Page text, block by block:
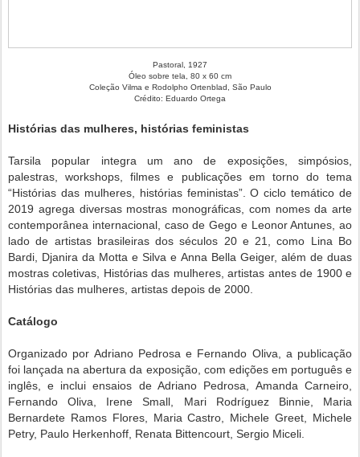
Pastoral, 1927
Óleo sobre tela, 80 x 60 cm
Coleção Vilma e Rodolpho Ortenblad, São Paulo
Crédito: Eduardo Ortega
Histórias das mulheres, histórias feministas
Tarsila popular integra um ano de exposições, simpósios,
palestras, workshops, filmes e publicações em torno do tema
“Histórias das mulheres, histórias feministas”. O ciclo temático de
2019 agrega diversas mostras monográficas, com nomes da arte
contemporânea internacional, caso de Gego e Leonor Antunes, ao
lado de artistas brasileiras dos séculos 20 e 21, como Lina Bo
Bardi, Djanira da Motta e Silva e Anna Bella Geiger, além de duas
mostras coletivas, Histórias das mulheres, artistas antes de 1900 e
Histórias das mulheres, artistas depois de 2000.
Catálogo
Organizado por Adriano Pedrosa e Fernando Oliva, a publicação
foi lançada na aberturada exposição, com edições em português e
inglês, e inclui ensaios de Adriano Pedrosa, Amanda Carneiro,
Fernando Oliva, Irene Small, Mari Rodríguez Binnie, Maria
Bernardete Ramos Flores, Maria Castro, Michele Greet, Michele
Petry, Paulo Herkenhoff, Renata Bittencourt, Sergio Miceli.